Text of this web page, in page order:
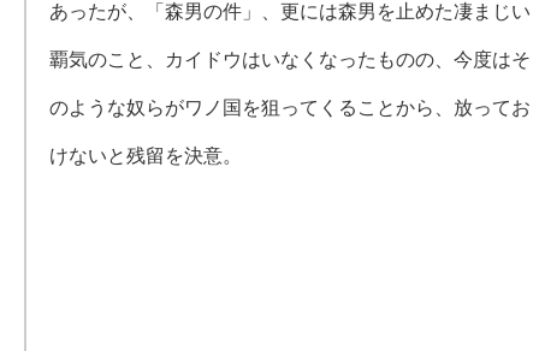
あったが、「森男の件」、更には森男を止めた凄まじい
覇気のこと、カイドウはいなくなったものの、今度はそ
のような奴らがワノ国を狙ってくることから、放ってお
けないと残留を決意。